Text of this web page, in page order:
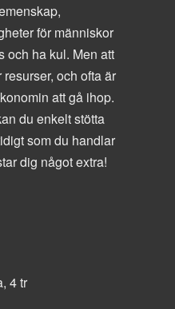
för människor
och ha kul. Men att
och ofta är
att gå ihop.
du enkelt stötta
som du handlar
dig något extra!
4 tr